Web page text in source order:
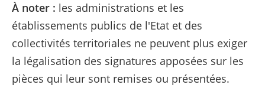
À noter : les administrations et les
établissements publics de l'Etat et des
collectivités territoriales ne peuvent plus exiger
la légalisation des signatures apposées sur les
pièces qui leur sont remises ou présentées.